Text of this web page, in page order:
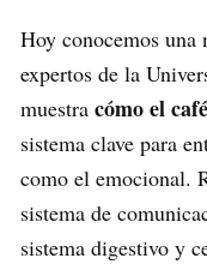
Hoy conocemos una
expertos de la
muestra cómo el
sistema clave para
como el emocional.
sistema de
sistema digestivo y